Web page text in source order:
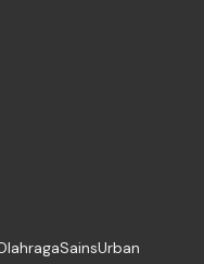
SainsUrban